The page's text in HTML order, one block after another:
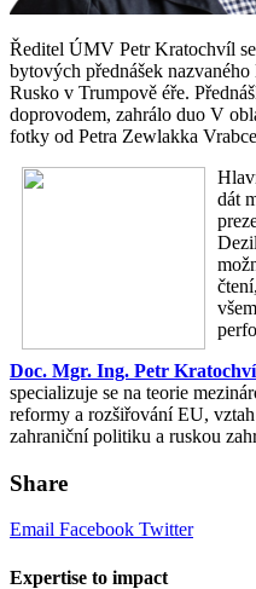
Ředitel ÚMV Petr Kratochvíl
bytových přednášek
Rusko v Trumpově éře.
doprovodem, zahrálo duo V
fotky od Petra Zewlakka
dát
Doc. Mgr. Ing. Petr
specializuje se na teorie
reformy a rozšiřování EU,
zahraniční politiku a ruskou
Share
Email Facebook Twitter
Expertise to impact